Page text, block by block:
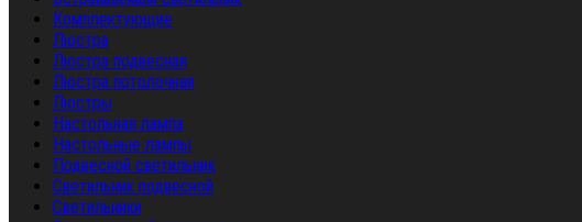
Комплектующие
Люстра
Люстра подвесная
Люстра потолочная
Люстры
Настольная лампа
Настольные лампы
Подвесной светильник
Светильник подвесной
Светильники